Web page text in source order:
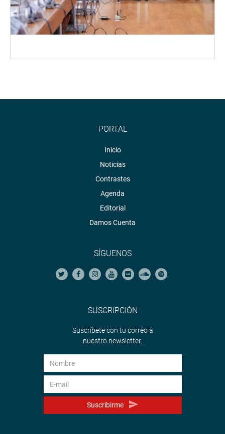
PORTAL
Inicio
Noticias
Contrastes
Agenda
Editorial
Damos Cuenta
SÍGUENOS
SUSCRIPCIÓN
Suscríbete con tu correo a
nuestro newsletter.
Suscribirme